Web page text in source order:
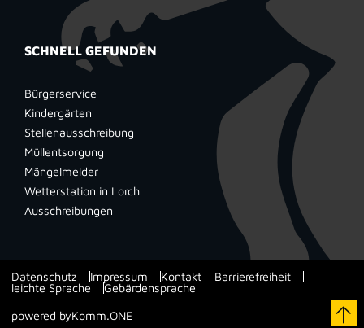
SCHNELL GEFUNDEN
Bürgerservice
Kindergärten
Stellenausschreibung
Müllentsorgung
Mängelmelder
Wetterstation in Lorch
Ausschreibungen
Datenschutz Impressum Kontakt
Barrierefreiheit
leichte Sprache
Gebärdensprache
powered byKomm.ONE